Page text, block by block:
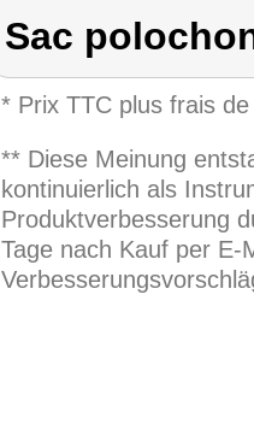
Sac
* Prix TTC plus frais
** Diese Meinung
kontinuierlich als
Produktverbesserung
Tage nach Kauf per E-